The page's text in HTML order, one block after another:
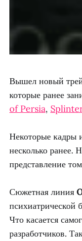
Вышел новый
которые ранее
of Persia,
Некоторые кадры
несколько ранее.
представление
Сюжетная линия
психиатрической
Что касается
разработчиков.